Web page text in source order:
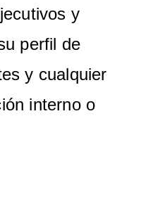
y
perfil de
y cualquier
interno o